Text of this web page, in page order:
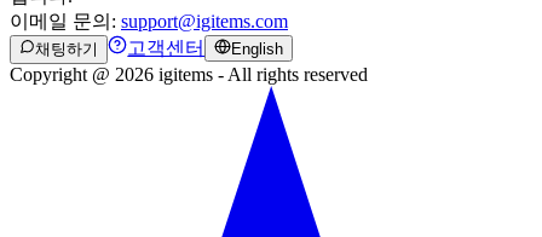
이메일 문의: support@igitems.com
채팅하기 고객센터 English
Copyright @ 2026 igitems - All rights reserved